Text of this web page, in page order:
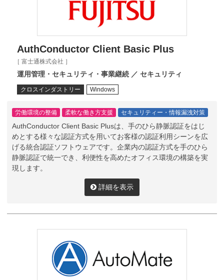
AuthConductor Client Basic Plus
［ 富士通株式会社 ］
運用管理・セキュリティ・事業継続 ／ セキュリティ
クロスインダストリー Windows
労働環境の整備 柔軟な働き方支援 セキュリティー・情報漏洩対策
AuthConductor Client Basic Plusは、手のひら静脈認証をはじ
めとする様々な認証方式を用いてお客様の認証利用シーンを広
げる統合認証ソフトウェアです。企業内の認証方式を手のひら
静脈認証で統一でき、利便性を高めたオフィス環境の構築を実
現します。
詳細を表示